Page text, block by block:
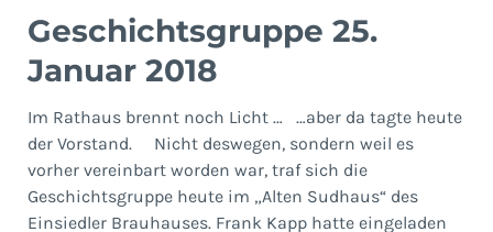
Geschichtsgruppe 25.
Januar 2018
Im Rathaus brennt noch Licht … …aber da tagte heute
der Vorstand. Nicht deswegen, sondern weil es
vorher vereinbart worden war, traf sich die
Geschichtsgruppe heute im „Alten Sudhaus“ des
Einsiedler Brauhauses. Frank Kapp hatte eingeladen